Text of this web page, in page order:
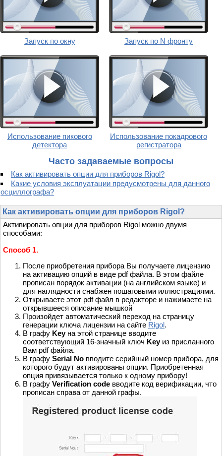
Запуск по окну Запуск по N фронту
Использование пикового
детектора
Использование покадрового
регистратора
Часто задаваемые вопросы
Как активировать опции для приборов Rigol?
Какие условия эксплуатации предусмотрены для данного
осциллографа?
Как активировать опции для приборов Rigol?
Активировать опции для приборов Rigol можно двумя
способами:
Способ 1.
После приобретения прибора Вы получаете лицензию
на активацию опций в виде pdf файла. В этом файле
прописан порядок активации (на английском языке) и
для наглядности снабжен пошаговыми иллюстрациями.
Открываете этот pdf файл в редакторе и нажимаете на
открывшееся описание мышкой
Произойдет автоматический переход на страницу
генерации ключа лицензии на сайте Rigol.
В графу Keyна этой странице вводите
соответствующий 16-значный ключ Keyиз присланного
Вам pdf файла.
В графу Serial No вводите серийный номер прибора, для
которого будут активированы опции. Приобретенная
опция привязывается только к одному прибору!
В графу Verification code вводите код верификации, что
прописан справа от данной графы.